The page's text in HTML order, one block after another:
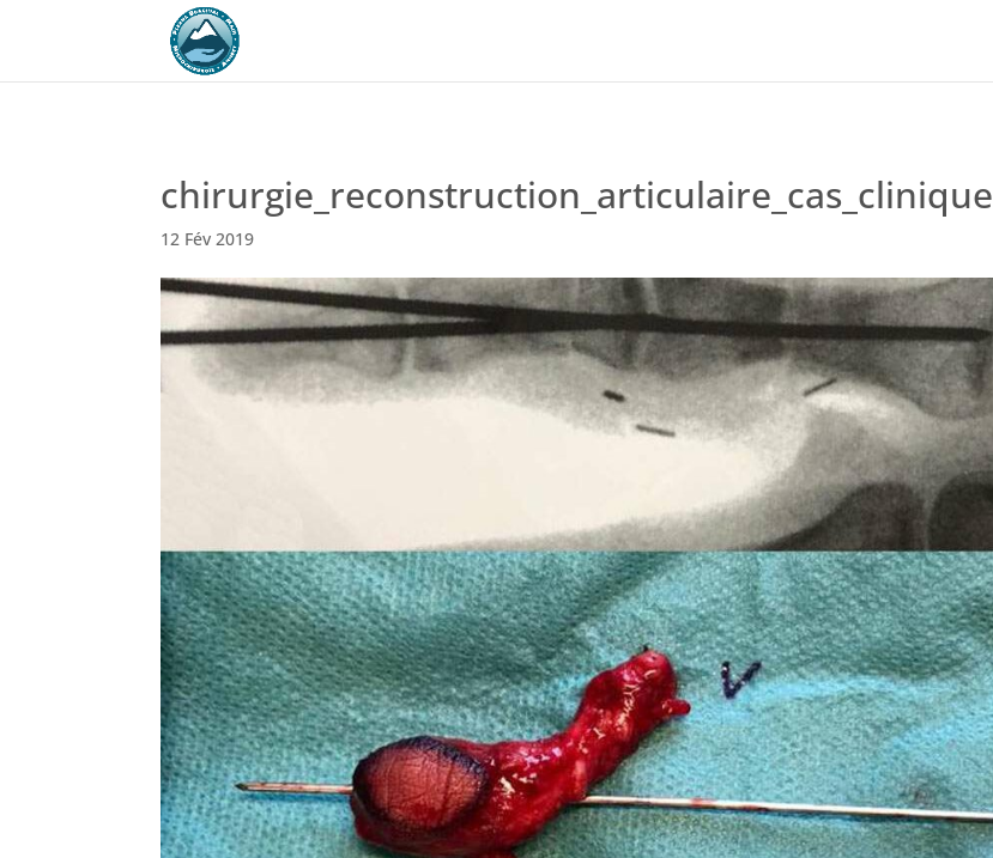
chirurgie_reconstruction_articulaire_cas_clinique
12 Fév 2019